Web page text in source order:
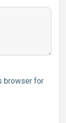
browser for